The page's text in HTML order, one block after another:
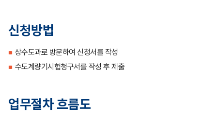
신청방법
상수도과로 방문하여 신청서를 작성
수도계량기시험청구서를 작성 후 제출
업무절차 흐름도